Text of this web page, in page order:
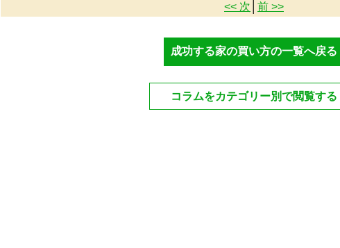
<< 次 前 >>
成功する家の買い方の一覧へ戻る
コラムをカテゴリー別で閲覧する